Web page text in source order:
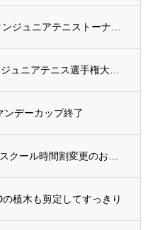
ンデーカップ終了
植木も剪定してすっきり